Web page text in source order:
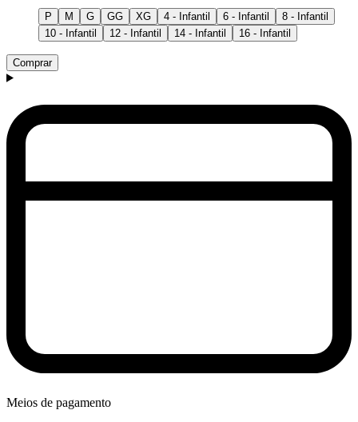
P M G GG XG 4 - Infantil 6 - Infantil
8 - Infantil
10 - Infantil
12 - Infantil 14 - Infantil 16 - Infantil
Comprar
Meios de pagamento